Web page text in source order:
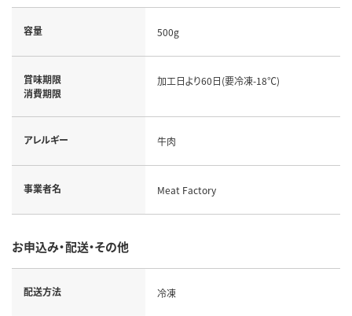
容量 500g
賞味期限
消費期限
加工日より60日(要冷凍-18℃)
アレルギー 牛肉
事業者名 Meat Factory
お申込み・配送・その他
配送方法 冷凍